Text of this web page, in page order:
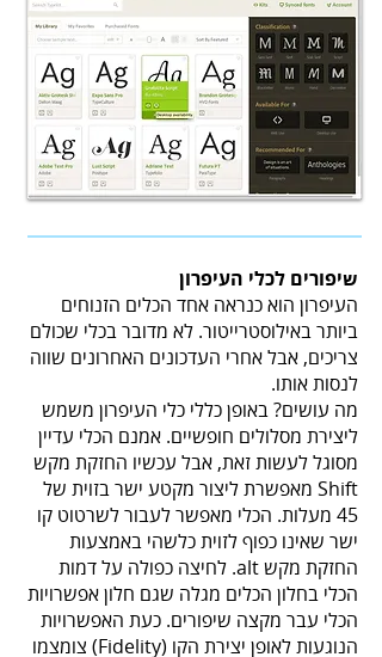
שיפורים לכלי העיפרון
העיפרון הוא כנראה אחד הכלים הזנוחים
ביותר באילוסטרייטור. לא מדובר בכלי שכולם
צריכים, אבל אחרי העדכונים האחרונים שווה
לנסות אותו.
מה עושים? באופן כללי כלי העיפרון משמש
ליצירת מסלולים חופשיים. אמנם הכלי עדיין
מסוגל לעשות זאת, אבל עכשיו החזקת מקש
Shift מאפשרת ליצור מקטע ישר בזוית של
45 מעלות. הכלי מאפשר לעבור לשרטוט קו
ישר שאינו כפוף לזוית כלשהי באמצעות
החזקת מקש alt. לחיצה כפולה על דמות
הכלי בחלון הכלים מגלה שגם חלון אפשרויות
הכלי עבר מקצה שיפורים. כעת האפשרויות
הנוגעות לאופן יצירת הקו (Fidelity) צומצמו